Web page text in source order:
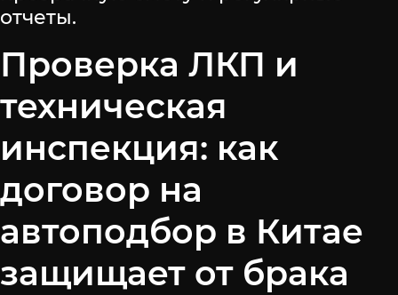
отчеты.
Проверка ЛКП и
техническая
инспекция: как
договор на
автоподбор в Китае
защищает от брака